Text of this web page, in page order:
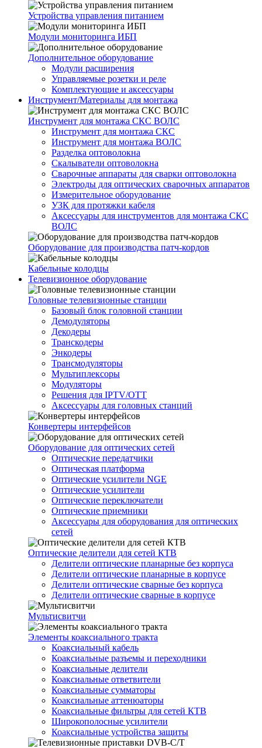
Устройства управления питанием
Модули мониторинга ИБП
Дополнительное оборудование
Модули расширения
Управляемые розетки и реле
Комплектующие и аксессуары
Инструмент/Материалы для монтажа
Инструмент для монтажа СКС ВОЛС
Инструмент для монтажа СКС
Инструмент для монтажа ВОЛС
Разделка оптоволокна
Скалыватели оптоволокна
Сварочные аппараты для сварки оптоволокна
Электроды для оптических сварочных аппаратов
Измерительное оборудование
УЗК для протяжки кабеля
Аксессуары для инструментов для монтажа СКС
ВОЛС
Оборудование для производства патч-кордов
Кабельные колодцы
Телевизионное оборудование
Головные телевизионные станции
Базовый блок головной станции
Демодуляторы
Декодеры
Транскодеры
Энкодеры
Трансмодуляторы
Мультиплексоры
Модуляторы
Решения для IPTV/OTT
Аксессуары для головных станций
Конвертеры интерфейсов
Оборудование для оптических сетей
Оптические передатчики
Оптическая платформа
Оптические усилители NGE
Оптические усилители
Оптические переключатели
Оптические приемники
Аксессуары для оборудования для оптических
сетей
Оптические делители для сетей КТВ
Делители оптические планарные без корпуса
Делители оптические планарные в корпусе
Делители оптические сварные без корпуса
Делители оптические сварные в корпусе
Мультисвитчи
Элементы коаксиального тракта
Коаксиальный кабель
Коаксиальные разъемы и переходники
Коаксиальные делители
Коаксиальные ответвители
Коаксиальные сумматоры
Коаксиальные аттенюаторы
Коаксиальные фильтры для сетей КТВ
Широкополосные усилители
Коаксиальные устройства защиты